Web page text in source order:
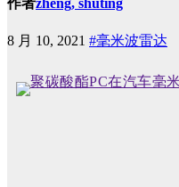
8 月 10, 2021 #毫米波雷达